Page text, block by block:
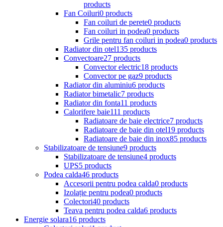
products
Fan Coiluri0 products
Fan coiluri de perete0 products
Fan coiluri in podea0 products
Grile pentru fan coiluri in podea0 products
Radiator din otel135 products
Convectoare27 products
Convector electric18 products
Convector pe gaz9 products
Radiator din aluminiu6 products
Radiator bimetalic7 products
Radiator din fonta11 products
Calorifere baie111 products
Radiatoare de baie electrice7 products
Radiatoare de baie din otel19 products
Radiatoare de baie din inox85 products
Stabilizatoare de tensiune9 products
Stabilizatoare de tensiune4 products
UPS5 products
Podea calda46 products
Accesorii pentru podea calda0 products
Izolație pentru podea0 products
Colectori40 products
Teava pentru podea calda6 products
Energie solara16 products